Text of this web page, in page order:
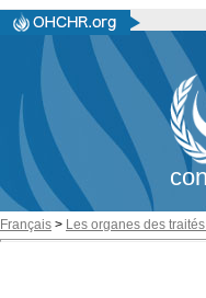
Français > Les organes des